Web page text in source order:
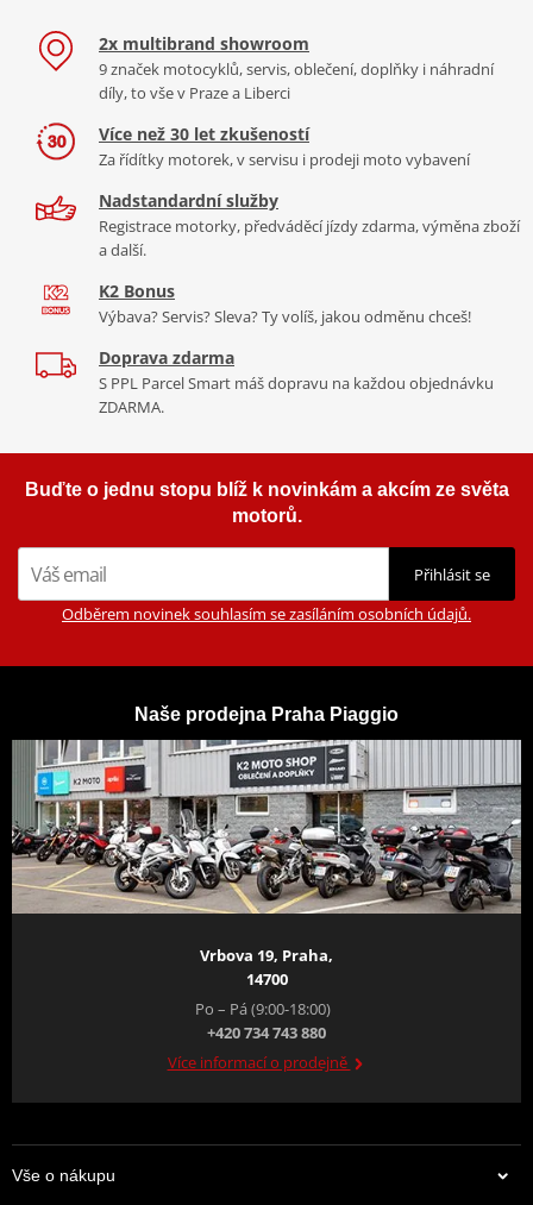
Žádná omezení, jen jízda
Aprilia SR GT se hbitě proplétá městským provozem a snadno
zdolává překážky. Odpružení s dlouhým zdvihem tlumí jezdce na
hrbolatém povrchu, zatímco kotoučové brzdy s vlnovými kotouči
zajišťují bezpečné a výkonné brzdění. Jízda se stává zážitkem,
štítem přizpůsobeným všem typům povětrnostních podmínek.
Vzhled navržený pro jízdu ve městě
Aprilia SR GT 125 kombinuje sošné linie a propracované tvary a
nově definuje rovnováhu mezi elegancí a městským duchem.
Přední štít se zvedá směrem k zádi a vytváří dynamický profil,
zatímco černé detaily, jako jsou přední blatník, kola, stupačky
spolujezdce a spoiler s logem Aprilia na každé straně, dokonale
doplňují výrazné barvy livrejí. Černošedé sedlo spolu s obtisky s
posunem a obtisky s logem na zádi dodávají osobitost a konečný
2x multibrand showroom
9 značek motocyklů, servis, oblečení, doplňky i náhradní
díly, to vše v Praze a Liberci
Více než 30 let zkušeností
Za řídítky motorek, v servisu i prodeji moto vybavení
Nadstandardní služby
Registrace motorky, předváděcí jízdy zdarma, výměna zboží
a další.
K2 Bonus
Výbava? Servis? Sleva? Ty volíš, jakou odměnu chceš!
Doprava zdarma
S PPL Parcel Smart máš dopravu na každou objednávku
ZDARMA.
Buďte o jednu stopu blíž k novinkám a akcím ze světa
motorů.
Přihlásit se
Odběrem novinek souhlasím se zasíláním osobních údajů.
Naše prodejna Praha Piaggio
Vrbova 19, Praha,
14700
Po – Pá (9:00-18:00)
+420 734 743 880
Více informací o prodejně
Vše o nákupu